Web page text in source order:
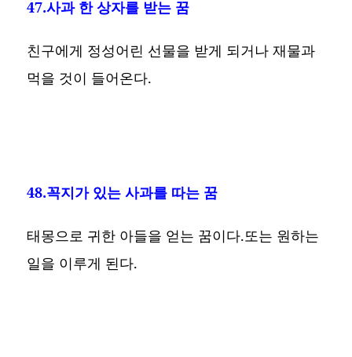
47.사과 한 상자를 받는 꿈
친구에게 정성어린 선물을 받게 되거나 재물과
먹을 것이 들어온다.
48.꼭지가 있는 사과를 따는 꿈
태몽으로 귀한 아들을 얻는 꿈이다.또는 원하는
일을 이루게 된다.